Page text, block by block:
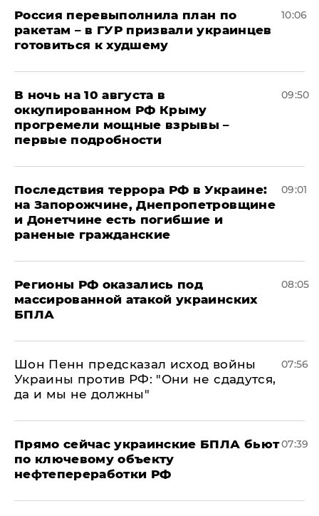
Россия перевыполнила план по
ракетам – в ГУР призвали украинцев
готовиться к худшему
10:06
В ночь на 10 августа в
оккупированном РФ Крыму
прогремели мощные взрывы –
первые подробности
09:50
Последствия террора РФ в Украине:
на Запорожчине, Днепропетровщине
и Донетчине есть погибшие и
раненые гражданские
09:01
Регионы РФ оказались под
массированной атакой украинских
БПЛА
08:05
Шон Пенн предсказал исход войны
Украины против РФ: "Они не сдадутся,
да и мы не должны"
07:56
Прямо сейчас украинские БПЛА бьют
по ключевому объекту
нефтепереработки РФ
07:39